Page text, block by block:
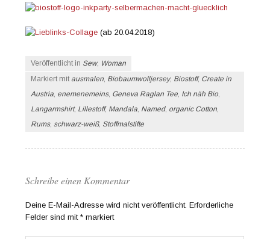
(ab 20.04.2018)
Veröffentlicht in Sew, Woman
Markiert mit ausmalen Biobaumwolljersey, Biostoff, Create in
Austria enemenemeins, Geneva Raglan Tee Ich näh Bio
Langarmshirt, Lillestoff, Mandala Named, organic Cotton
Rums, schwarz-weiß, Stoffmalstifte
Schreibe einen Kommentar
Deine E-Mail-Adresse wird nicht veröffentlicht. Erforderliche
Felder sind mit* markiert